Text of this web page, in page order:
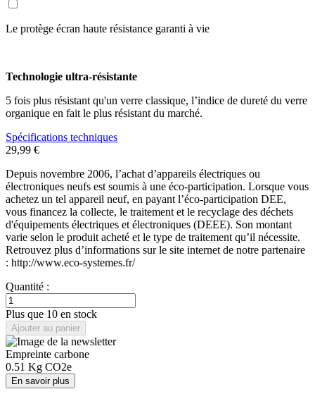
sur
valeur
moyenne.
13
Reviews.
Lien
sur
la
même
Le protège écran haute résistance garanti à vie
Technologie ultra-résistante
5 fois plus résistant qu'un verre classique, l’indice de dureté du verre
organique en fait le plus résistant du marché.
Spécifications techniques
29,99 €
Depuis novembre 2006, l’achat d’appareils électriques ou
électroniques neufs est soumis à une éco-participation. Lorsque vous
achetez un tel appareil neuf, en payant l’éco-participation DEE,
vous financez la collecte, le traitement et le recyclage des déchets
d'équipements électriques et électroniques (DEEE). Son montant
varie selon le produit acheté et le type de traitement qu’il nécessite.
Retrouvez plus d’informations sur le site internet de notre partenaire
: http://www.eco-systemes.fr/
Quantité :
Plus que 10 en stock
Ajouter au panier
Empreinte carbone
0.51 Kg CO2e
En savoir plus